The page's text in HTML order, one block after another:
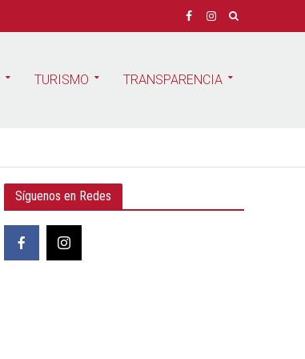
TURISMO TRANSPARENCIA
Síguenos en Redes